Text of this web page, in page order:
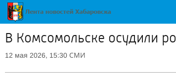
В Комсомольске осудили
12 мая 2026, 15:30 СМИ